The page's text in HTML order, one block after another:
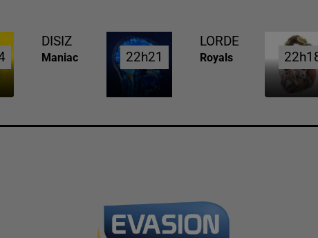
DISIZ
Maniac 22h21
22h21
LORDE
Royals